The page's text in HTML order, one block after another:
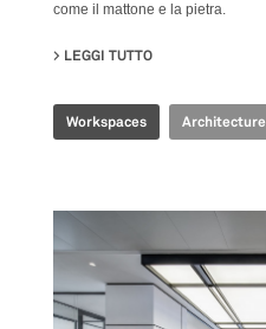
come il mattone e la pietra.
LEGGI TUTTO
Workspaces Architecture